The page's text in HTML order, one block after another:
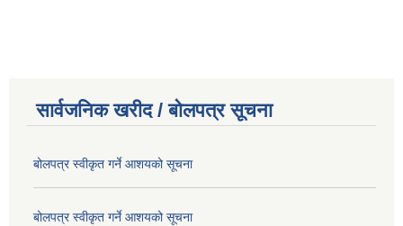
सार्वजनिक खरीद / बोलपत्र सूचना
बोलपत्र स्वीकृत गर्ने आशयको सूचना
बोलपत्र स्वीकृत गर्ने आशयको सूचना